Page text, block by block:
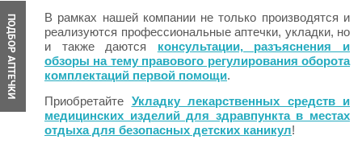
ПОДБОР АПТЕЧКИ
В рамках нашей компании не только производятся и
реализуются профессиональные аптечки, укладки, но
и также даются консультации, разъяснения и
обзоры на тему правового регулирования оборота
комплектаций первой помощи.
Приобретайте Укладку лекарственных средств и
медицинских изделий для здравпункта в местах
отдыха для безопасных детских каникул!